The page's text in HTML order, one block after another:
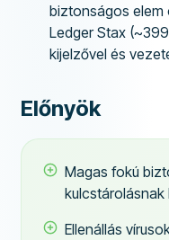
biztonságos elem
Ledger Stax
kijelzővel és
Előnyök
Magas fokú
Ellenállás